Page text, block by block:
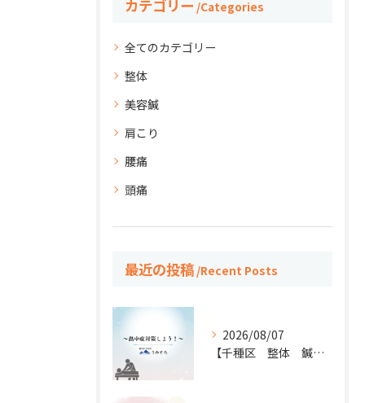
カテゴリー Categories
全てのカテゴリー
整体
美容鍼
肩こり
腰痛
頭痛
最近の投稿 Recent Posts
2026/08/07
【千種区 整体 鍼灸】